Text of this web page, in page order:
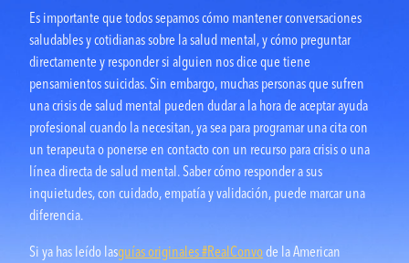
Es importante que todos sepamos cómo mantener conversaciones
saludables y cotidianas sobre la salud mental, y cómo preguntar
directamente y responder si alguien nos dice que tiene
pensamientos suicidas. Sin embargo, muchas personas que sufren
una crisis de salud mental pueden dudar a la hora de aceptar ayuda
profesional cuando la necesitan, ya sea para programar una cita con
un terapeuta o ponerse en contacto con un recurso para crisis o una
línea directa de salud mental. Saber cómo responder a sus
inquietudes, con cuidado, empatía y validación, puede marcar una
diferencia.
Si ya has leído lasguías originales #RealConvode la American